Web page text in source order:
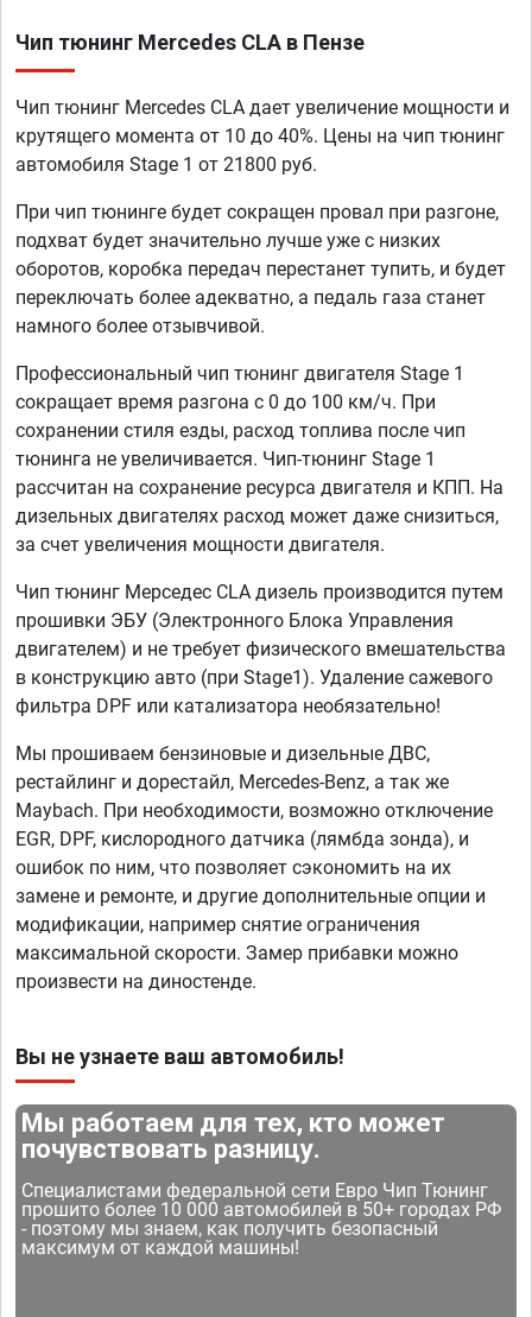
Чип тюнинг Mercedes CLA в Пензе
Чип тюнинг Mercedes CLA дает увеличение мощности и
крутящего момента от 10 до 40%. Цены на чип тюнинг
автомобиля Stage 1 от 21800 руб.
При чип тюнинге будет сокращен провал при разгоне,
подхват будет значительно лучше уже с низких
оборотов, коробка передач перестанет тупить, и будет
переключать более адекватно, а педаль газа станет
намного более отзывчивой.
Профессиональный чип тюнинг двигателя Stage 1
сокращает время разгона с 0 до 100 км/ч. При
сохранении стиля езды, расход топлива после чип
тюнинга не увеличивается. Чип-тюнинг Stage 1
рассчитан на сохранение ресурса двигателя и КПП. На
дизельных двигателях расход может даже снизиться,
за счет увеличения мощности двигателя.
Чип тюнинг Мерседес CLA дизель производится путем
прошивки ЭБУ (Электронного Блока Управления
двигателем) и не требует физического вмешательства
в конструкцию авто (при Stage1). Удаление сажевого
фильтра DPF или катализатора необязательно!
Мы прошиваем бензиновые и дизельные ДВС,
рестайлинг и дорестайл, Mercedes-Benz, а так же
Maybach. При необходимости, возможно отключение
EGR, DPF, кислородного датчика (лямбда зонда), и
ошибок по ним, что позволяет сэкономить на их
замене и ремонте, и другие дополнительные опции и
модификации, например снятие ограничения
максимальной скорости. Замер прибавки можно
произвести на диностенде.
Вы не узнаете ваш автомобиль!
Мы работаем для тех, кто может
почувствовать разницу.
Специалистами федеральной сети Евро Чип Тюнинг
прошито более 10 000 автомобилей в 50+ городах РФ
- поэтому мы знаем, как получить безопасный
максимум от каждой машины!